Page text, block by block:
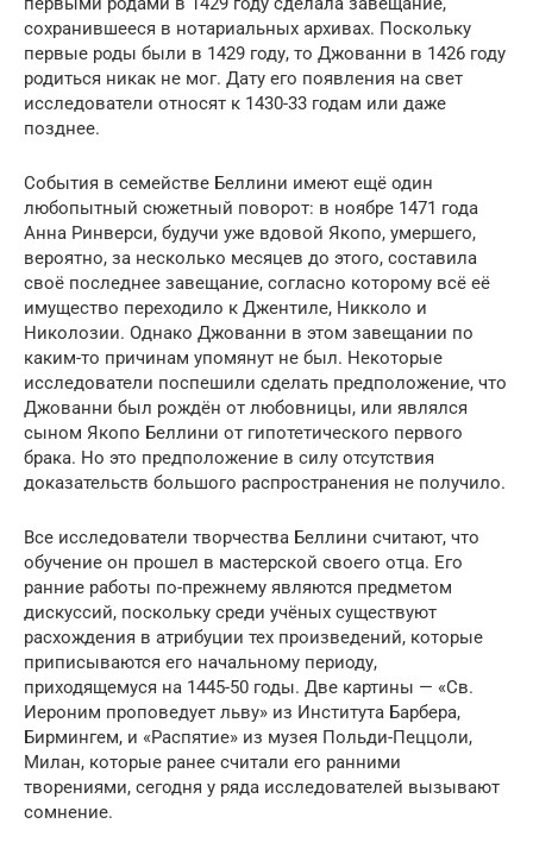
сохранившееся в нотариальных архивах. Поскольку
первые роды были в 1429 году, то Джованни в 1426 году
родиться никак не мог. Дату его появления на свет
исследователи относят к 1430-33 годам или даже
позднее.
События в семействе Беллини имеют ещё один
любопытный сюжетный поворот: в ноябре 1471 года
Анна Ринверси, будучи уже вдовой Якопо, умершего,
вероятно, за несколько месяцев до этого, составила
своё последнее завещание, согласно которому всё её
имущество переходило к Джентиле, Никколо и
Николозии. Однако Джованни в этом завещании по
каким-то причинам упомянут не был. Некоторые
исследователи поспешили сделать предположение, что
Джованни был рождён от любовницы, или являлся
сыном Якопо Беллини от гипотетического первого
брака. Но это предположение в силу отсутствия
доказательств большого распространения не получило.
Все исследователи творчества Беллини считают, что
обучение он прошел в мастерской своего отца. Его
ранние работы по-прежнему являются предметом
дискуссий, поскольку среди учёных существуют
расхождения в атрибуции тех произведений, которые
приписываются его начальному периоду,
приходящемуся на 1445-50 годы. Две картины — «Св.
Иероним проповедует льву» из Института Барбера,
Бирмингем, и «Распятие» из музея Польди-Пеццоли,
Милан, которые ранее считали его ранними
творениями, сегодня у ряда исследователей вызывают
сомнение.